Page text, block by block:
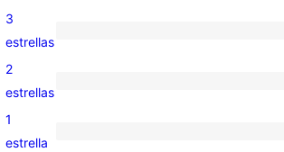
valoraciones
de
0
valoraciones
de
3
estrellas
0
valoraciones
de
2
estrellas
0
1
estrella